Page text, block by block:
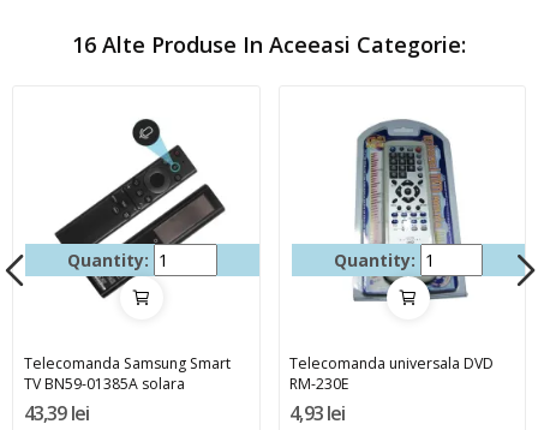
16 Alte Produse In Aceeasi Categorie:
Quantity:
Telecomanda Samsung Smart
TV BN59-01385A solara
43,39 lei
Quantity:
Telecomanda universala DVD
RM-230E
4,93 lei